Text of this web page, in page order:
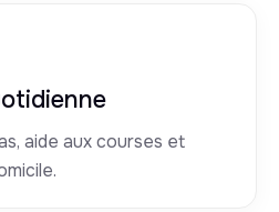
aide aux courses et